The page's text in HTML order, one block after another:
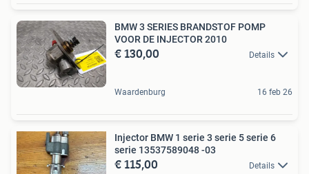
BMW 3 SERIES BRANDSTOF POMP
VOOR DE INJECTOR 2010
€ 130,00 Details
Waardenburg 16 feb 26
Injector BMW 1 serie 3 serie 5 serie 6
serie 13537589048 -03
€ 115,00 Details